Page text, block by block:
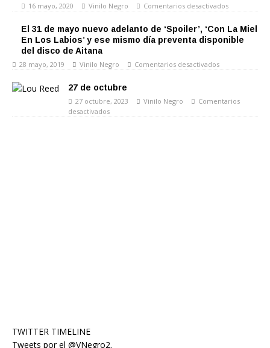
16 mayo, 2020 Vinilo Negro Comentarios desactivados
El 31 de mayo nuevo adelanto de ‘Spoiler’, ‘Con La Miel
En Los Labios’ y ese mismo día preventa disponible
del disco de Aitana
28 mayo, 2019 Vinilo Negro Comentarios desactivados
27 de octubre
27 octubre, 2023 Vinilo Negro
Comentarios
desactivados
TWITTER TIMELINE
Tweets por el @VNegro2.